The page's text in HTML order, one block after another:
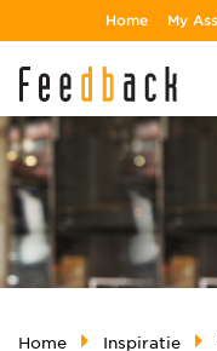
Home My
Home Inspiratie